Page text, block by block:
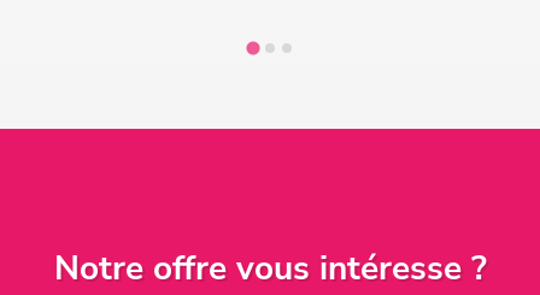
Notre offre vous intéresse ?